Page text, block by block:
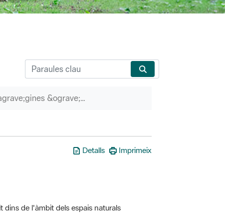
P&agrave;gines &ograve;rfenes
Detalls Imprimeix
de l'àmbit dels espais naturals